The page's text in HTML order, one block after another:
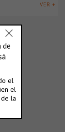
VER +